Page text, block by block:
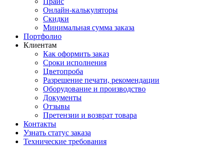
Онлайн-калькуляторы
Скидки
Минимальная сумма заказа
Портфолио
Клиентам
Как оформить заказ
Сроки исполнения
Цветопроба
Разрешение печати, рекомендации
Оборудование и производство
Документы
Отзывы
Претензии и возврат товара
Контакты
Узнать статус заказа
Технические требования